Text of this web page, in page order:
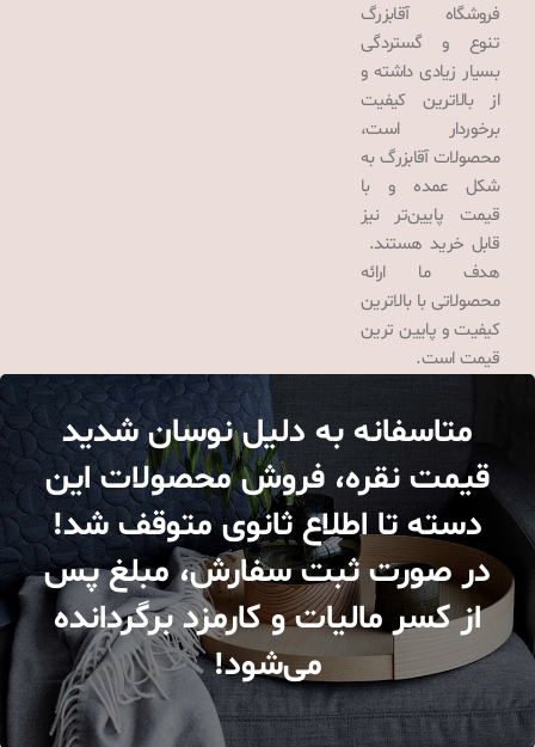
فروشگاه آقابزرگ
تنوع و گستردگی
بسیار زیادی داشته و
از بالاترین کیفیت
برخوردار است،
محصولات آقابزرگ به
شکل عمده و با
قیمت پایین‌تر نیز
قابل خرید هستند.
هدف ما ارائه
محصولاتی با بالاترین
کیفیت و پایین ترین
قیمت است.
متاسفانه به دلیل نوسان شدید
قیمت نقره، فروش محصولات این
دسته تا اطلاع ثانوی متوقف شد!
در صورت ثبت سفارش، مبلغ پس
از کسر مالیات و کارمزد برگردانده
می‌شود!